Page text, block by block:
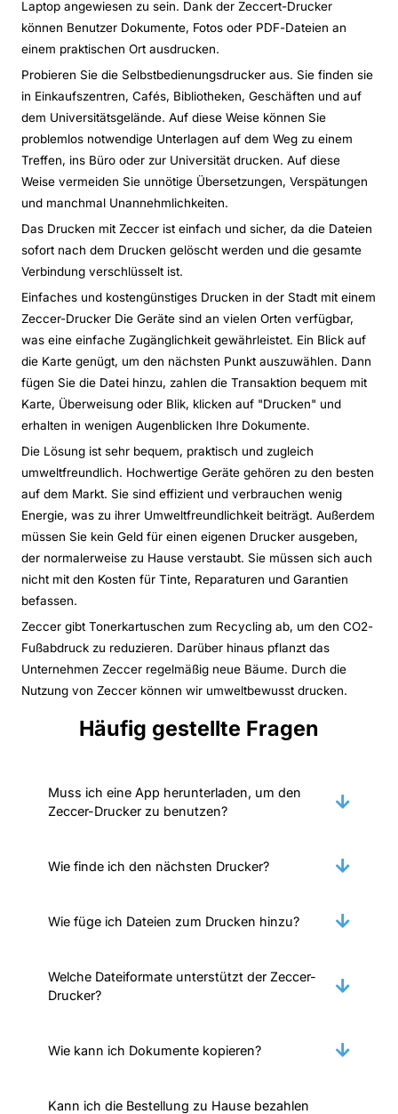
Laptop angewiesen zu sein. Dank der Zeccert-Drucker
können Benutzer Dokumente, Fotos oder PDF-Dateien an
einem praktischen Ort ausdrucken.
Probieren Sie die Selbstbedienungsdrucker aus. Sie finden sie
in Einkaufszentren, Cafés, Bibliotheken, Geschäften und auf
dem Universitätsgelände. Auf diese Weise können Sie
problemlos notwendige Unterlagen auf dem Weg zu einem
Treffen, ins Büro oder zur Universität drucken. Auf diese
Weise vermeiden Sie unnötige Übersetzungen, Verspätungen
und manchmal Unannehmlichkeiten.
Das Drucken mit Zeccer ist einfach und sicher, da die Dateien
sofort nach dem Drucken gelöscht werden und die gesamte
Verbindung verschlüsselt ist.
Einfaches und kostengünstiges Drucken in der Stadt mit einem
Zeccer-Drucker Die Geräte sind an vielen Orten verfügbar,
was eine einfache Zugänglichkeit gewährleistet. Ein Blick auf
die Karte genügt, um den nächsten Punkt auszuwählen. Dann
fügen Sie die Datei hinzu, zahlen die Transaktion bequem mit
Karte, Überweisung oder Blik, klicken auf "Drucken" und
erhalten in wenigen Augenblicken Ihre Dokumente.
Die Lösung ist sehr bequem, praktisch und zugleich
umweltfreundlich. Hochwertige Geräte gehören zu den besten
auf dem Markt. Sie sind effizient und verbrauchen wenig
Energie, was zu ihrer Umweltfreundlichkeit beiträgt. Außerdem
müssen Sie kein Geld für einen eigenen Drucker ausgeben,
der normalerweise zu Hause verstaubt. Sie müssen sich auch
nicht mit den Kosten für Tinte, Reparaturen und Garantien
befassen.
Zeccer gibt Tonerkartuschen zum Recycling ab, um den CO2-
Fußabdruck zu reduzieren. Darüber hinaus pflanzt das
Unternehmen Zeccer regelmäßig neue Bäume. Durch die
Nutzung von Zeccer können wir umweltbewusst drucken.
Häufig gestellte Fragen
Muss ich eine App herunterladen, um den
Zeccer-Drucker zu benutzen?
Wie finde ich den nächsten Drucker?
Wie füge ich Dateien zum Drucken hinzu?
Welche Dateiformate unterstützt der Zeccer-
Drucker?
Wie kann ich Dokumente kopieren?
Kann ich die Bestellung zu Hause bezahlen